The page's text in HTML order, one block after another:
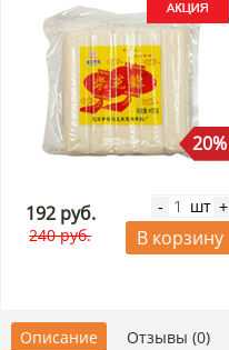
20%
192 руб.
240 руб.
- шт +
В корзину
Описание Отзывы (0)